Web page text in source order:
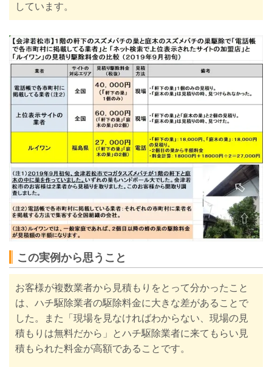
しています。
この実例から思うこと
お客様が複数業者から見積もりをとって分かったこと
は、ハチ駆除業者の駆除料金に大きな差があることで
した。
また
「現場を見なければわからない、現場の見
積もりは無料だから」とハチ駆除業者に来てもらい見
積もられた料金が高額であることです。